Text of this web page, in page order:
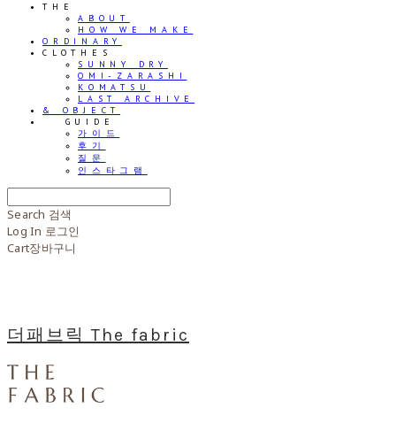
THE
ABOUT
HOW WE MAKE
ORDINARY
CLOTHES
SUNNY DRY
OMI-ZARASHI
KOMATSU
LAST ARCHIVE
& OBJECT
⠀⠀GUIDE
가이드
후기
질문
인스타그램
Search 검색
Log In 로그인
Cart장바구니
더패브릭 The fabric